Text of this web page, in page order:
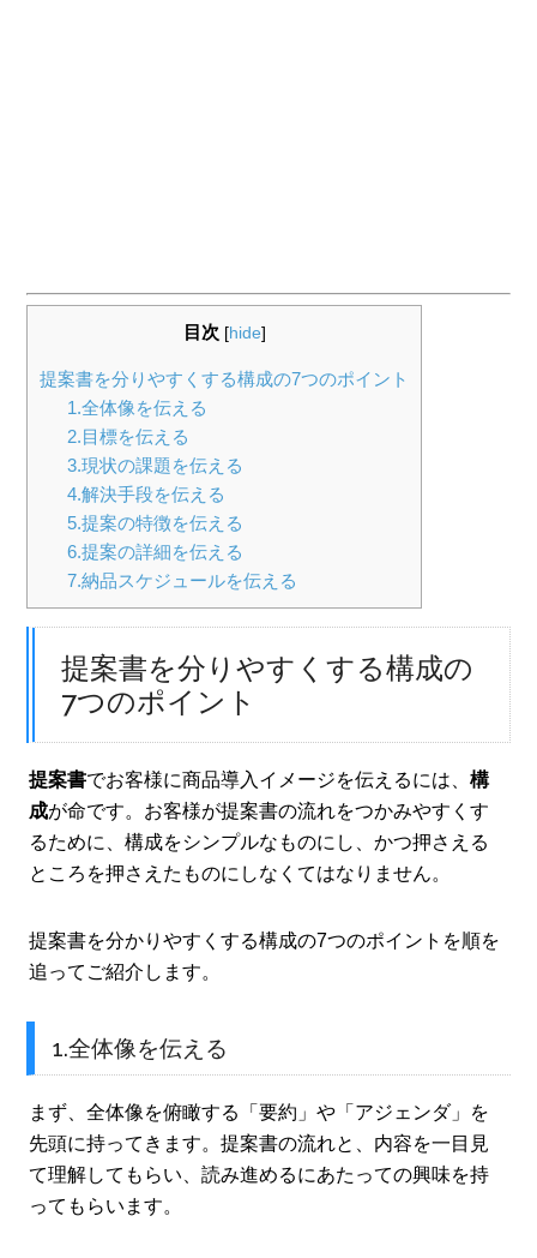
目次 [hide]
提案書を分りやすくする構成の7つのポイント
1.全体像を伝える
2.目標を伝える
3.現状の課題を伝える
4.解決手段を伝える
5.提案の特徴を伝える
6.提案の詳細を伝える
7.納品スケジュールを伝える
提案書を分りやすくする構成の
7つのポイント
提案書でお客様に商品導入イメージを伝えるには、構
成が命です。お客様が提案書の流れをつかみやすくす
るために、構成をシンプルなものにし、かつ押さえる
ところを押さえたものにしなくてはなりません。
提案書を分かりやすくする構成の7つのポイントを順を
追ってご紹介します。
1.全体像を伝える
まず、全体像を俯瞰する「要約」や「アジェンダ」を
先頭に持ってきます。提案書の流れと、内容を一目見
て理解してもらい、読み進めるにあたっての興味を持
ってもらいます。